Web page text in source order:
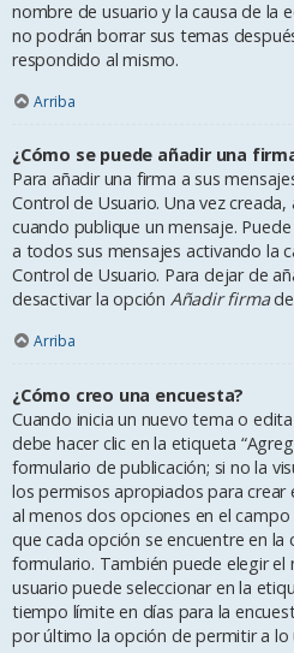
nombre de usuario y la causa de la
no podrán borrar sus temas
respondido al mismo.
Arriba
¿Cómo se puede añadir una
Para añadir una firma a sus
Control de Usuario. Una vez
cuando publique un mensaje.
a todos sus mensajes activando la
Control de Usuario. Para dejar de
desactivar la opción Añadir firma
Arriba
¿Cómo creo una encuesta?
Cuando inicia un nuevo tema o
debe hacer clic en la etiqueta
formulario de publicación; si no la
los permisos apropiados para crear
al menos dos opciones en el
que cada opción se encuentre en la
formulario. También puede elegir el
usuario puede seleccionar en la
tiempo límite en días para la
por último la opción de permitir a lo